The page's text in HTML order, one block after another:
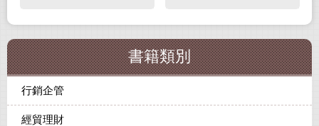
書籍類別
行銷企管
經貿理財